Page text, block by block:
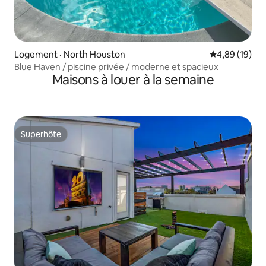
Logement · North Houston Note
4,89 (19)
Blue Haven / piscine privée / moderne et spacieux
Maisons à louer à la semaine
Superhôte
Superhôte